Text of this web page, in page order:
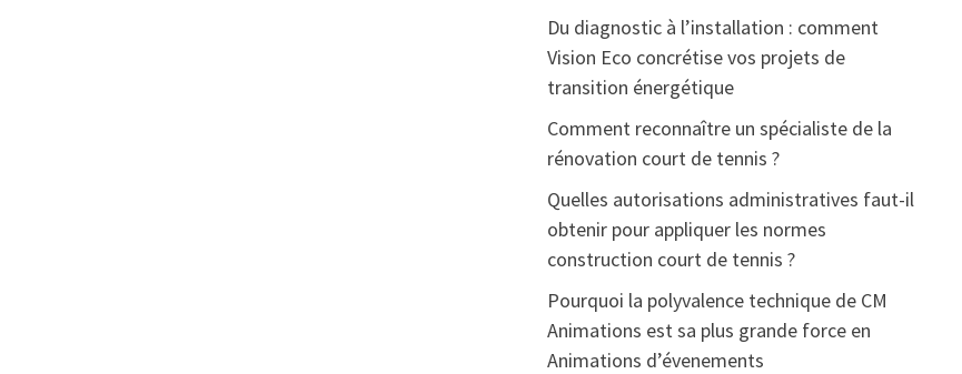
Du diagnostic à l’installation : comment
Vision Eco concrétise vos projets de
transition énergétique
Comment reconnaître un spécialiste de la
rénovation court de tennis ?
Quelles autorisations administratives faut-il
obtenir pour appliquer les normes
construction court de tennis ?
Pourquoi la polyvalence technique de CM
Animations est sa plus grande force en
Animations d’évenements